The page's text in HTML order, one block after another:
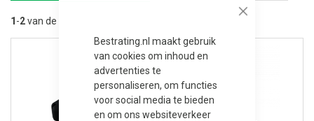
Bestrating.nl maakt gebruik
van cookies om inhoud en
advertenties te
personaliseren, om functies
voor social media te bieden
en om ons websiteverkeer
1 -2van de